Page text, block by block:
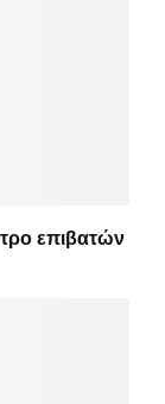
επιβατών